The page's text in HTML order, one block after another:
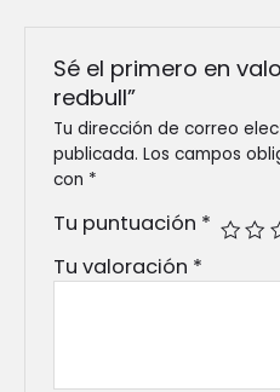
Sé el primero en
redbull”
Tu dirección de correo
publicada. Los campos
con *
Tu puntuación *
Tu valoración *